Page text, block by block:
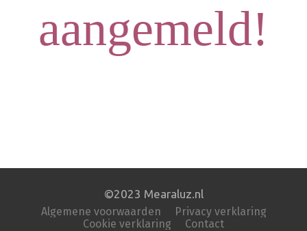
aangemeld!
©2023 Mearaluz.nl
Algemene voorwaarden
Privacy verklaring
Cookie verklaring
Contact